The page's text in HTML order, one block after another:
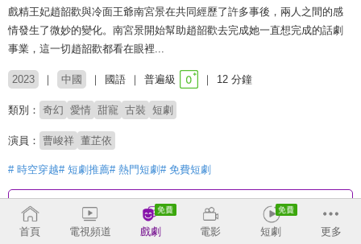
戲精王妃趙韶歡與冷面王爺南宮景在共同經歷了許多事後，兩人之間的感
情發生了微妙的變化。南宮景開始幫助趙韶歡去完成她一直想完成的話劇
事業，這一切趙韶歡都看在眼裡...
2023 中國 國語 普遍級 12 分鐘
類別： 奇幻 愛情 甜寵 古裝 短劇
演員： 曹峻祥 董芷依
# 時空穿越# 短劇推薦# 熱門短劇 # 免費短劇
收回
首頁 電視頻道 戲劇 電影 短劇 更多